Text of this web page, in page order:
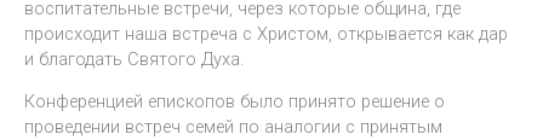
воспитательные встречи, через которые община, где
происходит наша встреча с Христом, открывается как дар
и благодать Святого Духа.
Конференцией епископов было принято решение о
проведении встреч семей по аналогии с принятым